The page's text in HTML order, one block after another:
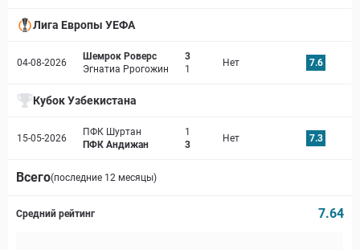
Лига Европы УЕФА
04-08-2026
Шемрок Роверс
Эгнатиа Ррогожин
3
1
Нет 7.6
Кубок Узбекистана
15-05-2026
ПФК Шуртан
ПФК Андижан
1
3
Нет 7.3
Всего(последние 12 месяцы)
Средний рейтинг 7.64